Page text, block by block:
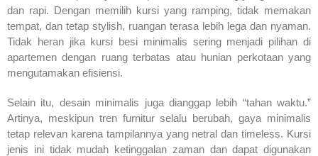
dan rapi. Dengan memilih kursi yang ramping, tidak memakan
tempat, dan tetap stylish, ruangan terasa lebih lega dan nyaman.
Tidak heran jika kursi besi minimalis sering menjadi pilihan di
apartemen dengan ruang terbatas atau hunian perkotaan yang
mengutamakan efisiensi.
Selain itu, desain minimalis juga dianggap lebih “tahan waktu.”
Artinya, meskipun tren furnitur selalu berubah, gaya minimalis
tetap relevan karena tampilannya yang netral dan timeless. Kursi
jenis ini tidak mudah ketinggalan zaman dan dapat digunakan